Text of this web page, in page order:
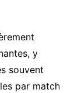
y
souvent
par match